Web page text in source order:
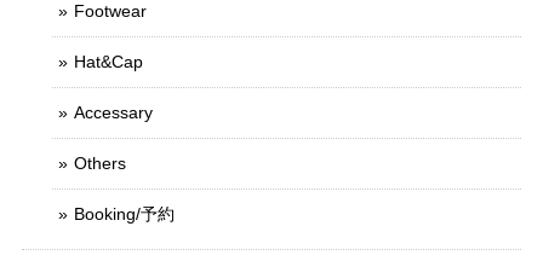
Footwear
Hat&Cap
Accessary
Others
Booking/予約